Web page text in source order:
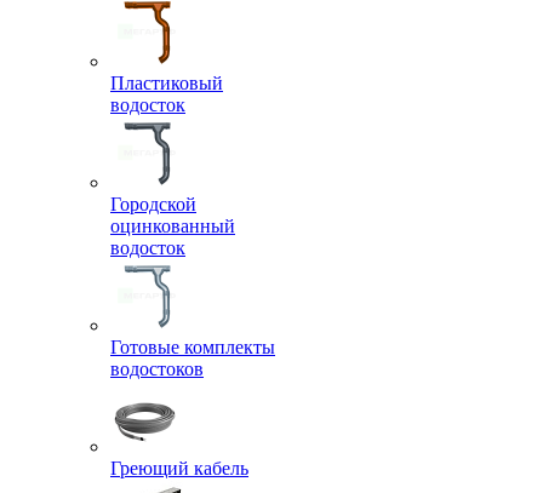
Пластиковый
водосток
Городской
оцинкованный
водосток
Готовые комплекты
водостоков
Греющий кабель